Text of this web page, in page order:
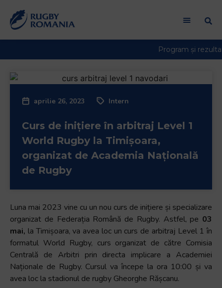
aprilie 26, 2023 Intern
Curs de inițiere în arbitraj Level 1
World Rugby la Timișoara,
organizat de Academia Națională
de Rugby
Luna mai 2023 vine cu un nou curs de inițiere și specializare
organizat de Federația Română de Rugby. Astfel, pe 03
mai, la Timișoara, va avea loc un curs de arbitraj Level 1 în
formatul World Rugby, curs organizat de către Comisia
Centrală de Arbitri prin directa implicare a Academiei
Naționale de Rugby. Cursul va începe la ora 10:00 și va
avea loc la stadionul de rugby Gheorghe Rășcanu.